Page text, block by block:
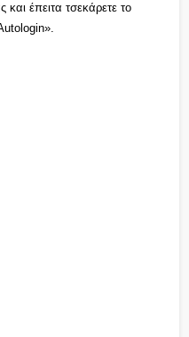
και έπειτα τσεκάρετε το